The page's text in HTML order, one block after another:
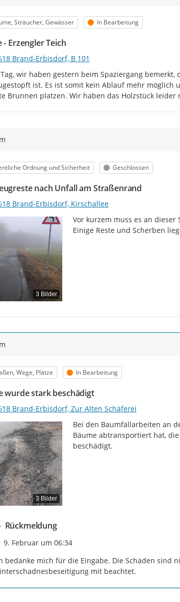
Sträucher, Gewässer Status
In Bearbeitung
- Erzengler Teich
Brand-Erbisdorf, B 101
wir haben gestern beim Spaziergang
ist. Es ist somit kein Ablauf mehr
Brunnen platzen. Wir haben das Holzstück leider
Ordnung und Sicherheit Status
Geschlossen
nach Unfall am Straßenrand
Brand-Erbisdorf, Kirschallee
3 Bilder
Vor kurzem muss es an
Einige Reste und Scherben
Wege, Plätze Status
In Bearbeitung
wurde stark beschädigt
Brand-Erbisdorf, Zur Alten Schäferei
3 Bilder
Bei den Baumfällarbeiten an
Bäume abtransportiert hat,
beschädigt.
Rückmeldung
Zeitpunkt des Erstellens
9. Februar um 06:34
bedanke mich für die Eingabe. Die Schäden
mit beachtet.